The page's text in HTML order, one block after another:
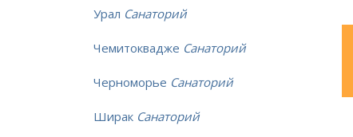
Урал Санаторий
Чемитоквадже Санаторий
Черноморье Санаторий
Ширак Санаторий